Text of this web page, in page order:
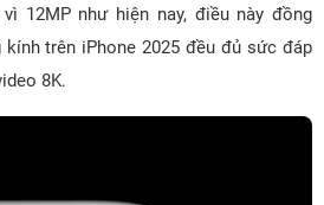
12MP như hiện nay, điều này đồng
trên iPhone 2025 đều đủ sức đáp
8K.